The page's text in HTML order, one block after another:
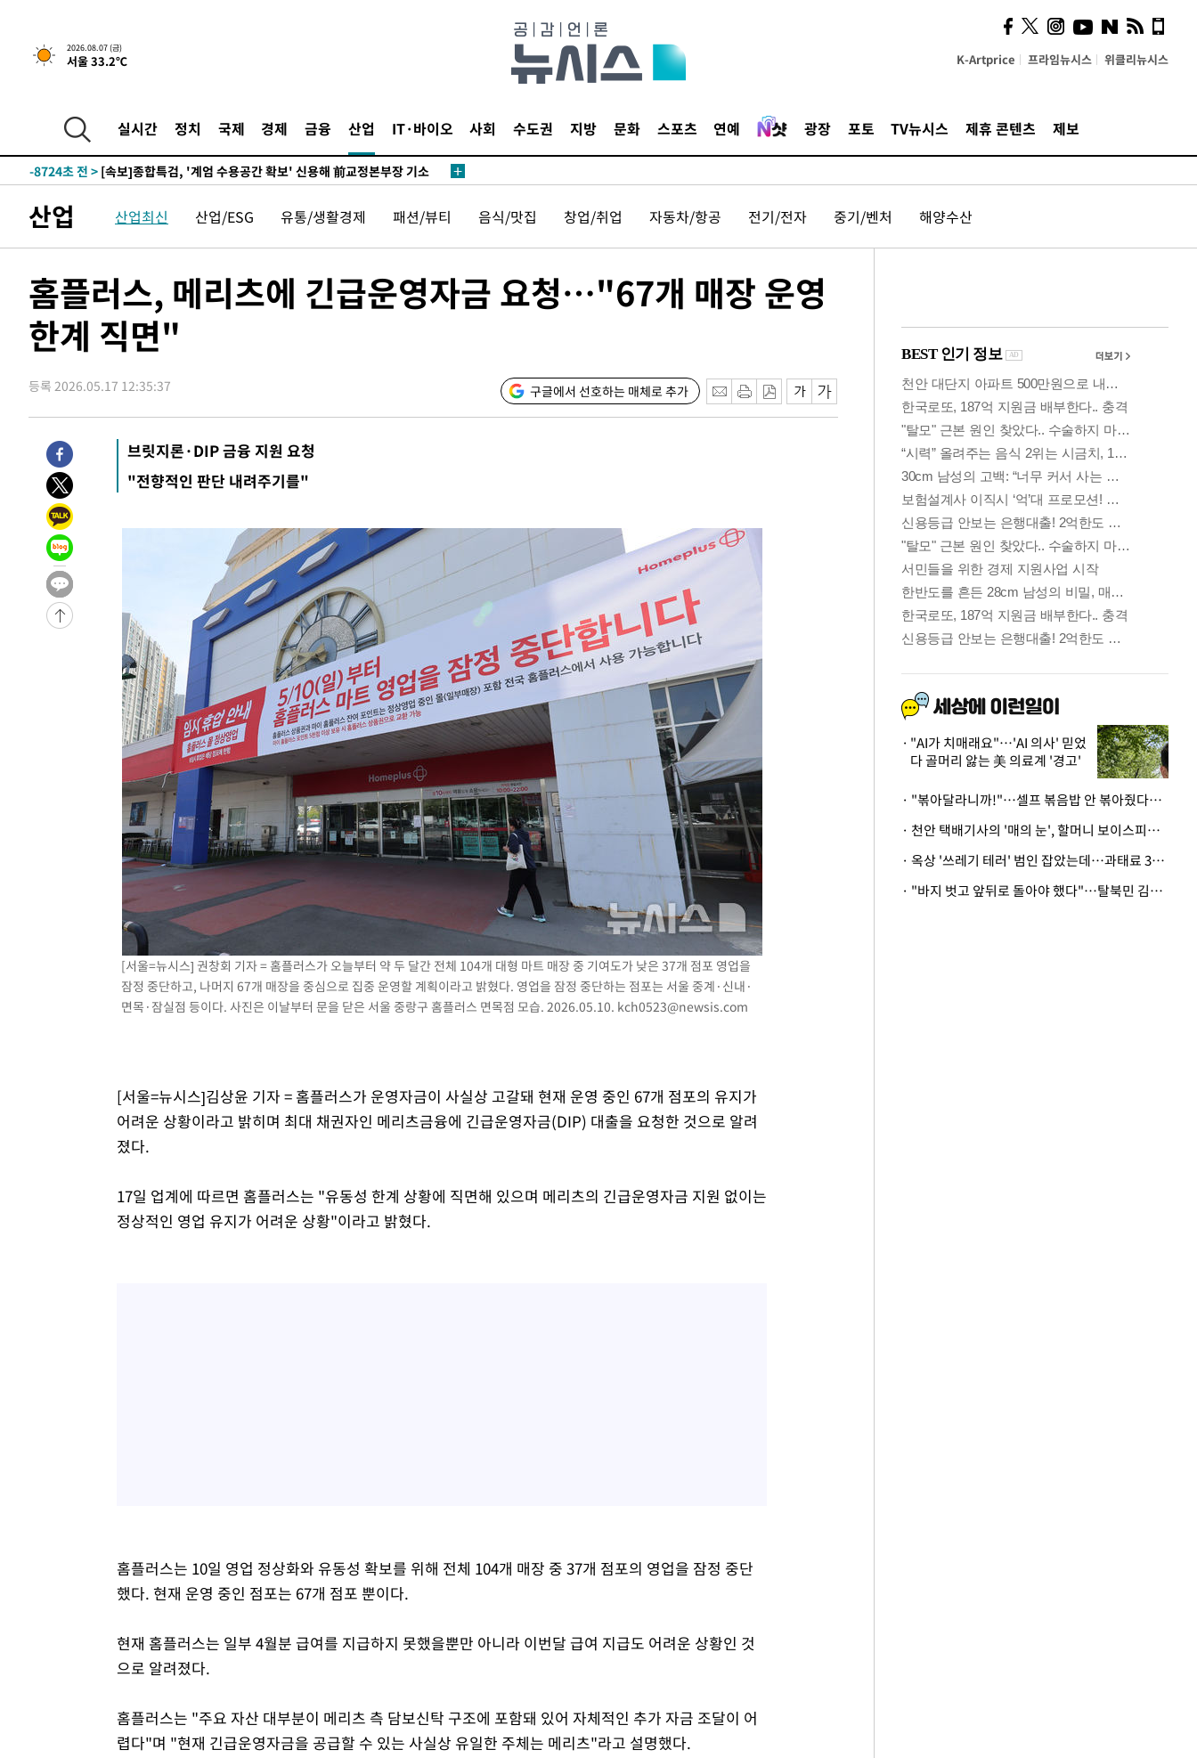
2026.08.07 (금)
서울 33.2℃ K-Artprice 프라임뉴시스 위클리뉴시스
실시간 정치 국제 경제 금융 산업 IT·바이오 사회 수도권 지방 문화 스포츠 연예 광장 포토 TV뉴시스 제휴 콘텐츠 제보
-11812초 전 >[속보]코스닥, 2.86포인트(0.36%) 내린 798.81마감
-11765초 전 >[속보]코스피, 6200선 약보합…0.60% 내린 6258.77에 마쳐
-11634초 전 >
[속보] 노원서 40.1도 관측…서울, 2018년 이후 첫 40도
-8724초 전 >
-7597초 전 > 외신들도 주목한 韓축구 파문…"국민적 공분에 수사 재개"
-6590초 전 >
[속보]규제합리화위원회 부위원장에 김태유 서울대 공대 교수…이병
-2948초 전 >[속보]국힘 윤리위, '돌려차기 발언' 진종오·서범수 징계 절차 개시
1시간 전 >[속보]'채상병 순직 책임' 임성근, 항소심도 징역 3년
-29152초 전 >[속보]이 대통령 "부동산 공급 기존 사고방식 매달리지 말고 과감히
실천"
-28237초 전 >이란, "오만과 '중앙 단일 루트' 합의…북쪽 인바운드·남쪽 아웃바
-19769초 전 >[속보]이 대통령, '호우피해' 안동·의성 관할 4개 면 특별재난지역
선포
-19732초 전 >[단독]중수청 지원 검사들, 정원 초과 시 낮은 계급 임용…희망지 못
갈 수도
-17703초 전 >
낮 최고 37도 찜통더위…곳곳 소나기·강원 많은 비[내일날씨]
-16009초 전 >
SK하이닉스, 용인·청주 팹에 54조 투자…"AI 메모리 수요 선제 대
응"
-12865초 전 >
여자배구 이재영·이다영 자매, 아제르바이잔 투란VC 입단
-12118초 전 >
-11852초 전 >
[속보]코스닥, 2.86포인트(0.36%) 내린 798.81마감
-11805초 전 >
[속보]코스피, 6200선 약보합…0.60% 내린 6258.77에 마쳐
-11785초 전 >
[속보]원·달러 환율, 7.7원 내린 1416.1원 마감
-11674초 전 >
[속보] 노원서 40.1도 관측…서울, 2018년 이후 첫 40도
[속보]종합특검, '계엄 수용공간 확보' 신용해 前교정본부장 기소
외신들도 주목한 韓축구 파문…"국민적 공분에 수사 재개"
11시간 압수수색에 성접대 파문까지…'쑥대밭' 된 축구협회
[속보]규제합리화위원회 부위원장에 김태유 서울대 공대 교수…이병
[속보]국힘 윤리위, '돌려차기 발언' 진종오·서범수 징계 절차 개시
[속보] 7월 중국 수출 23.9%↑ 수입 27.5%↑…무역총액 25.3%↑
[속보]'채상병 순직 책임' 임성근, 항소심도 징역 3년
산업 산업최신 산업/ESG 유통/생활경제 패션/뷰티 음식/맛집 창업/취업 자동차/항공 전기/전자 중기/벤처 해양수산
홈플러스, 메리츠에 긴급운영자금 요청…"67개 매장 운영
한계 직면"
등록 2026.05.17 12:35:37 구글에서 선호하는 매체로 추가
브릿지론·DIP 금융 지원 요청
"전향적인 판단 내려주기를"
[서울=뉴시스] 권창회 기자 = 홈플러스가 오늘부터 약 두 달간 전체 104개 대형 마트 매장 중 기여도가 낮은 37개 점포 영업을
잠정 중단하고, 나머지 67개 매장을 중심으로 집중 운영할 계획이라고 밝혔다. 영업을 잠정 중단하는 점포는 서울 중계·신내·
면목·잠실점 등이다. 사진은 이날부터 문을 닫은 서울 중랑구 홈플러스 면목점 모습. 2026.05.10. kch0523@newsis.com
[서울=뉴시스]김상윤 기자 = 홈플러스가 운영자금이 사실상 고갈돼 현재 운영 중인 67개 점포의 유지가
어려운 상황이라고 밝히며 최대 채권자인 메리츠금융에 긴급운영자금(DIP) 대출을 요청한 것으로 알려
졌다.
17일 업계에 따르면 홈플러스는 "유동성 한계 상황에 직면해 있으며 메리츠의 긴급운영자금 지원 없이는
정상적인 영업 유지가 어려운 상황"이라고 밝혔다.
홈플러스는 10일 영업 정상화와 유동성 확보를 위해 전체 104개 매장 중 37개 점포의 영업을 잠정 중단
했다. 현재 운영 중인 점포는 67개 점포 뿐이다.
현재 홈플러스는 일부 4월분 급여를 지급하지 못했을뿐만 아니라 이번달 급여 지급도 어려운 상황인 것
으로 알려졌다.
홈플러스는 "주요 자산 대부분이 메리츠 측 담보신탁 구조에 포함돼 있어 자체적인 추가 자금 조달이 어
렵다"며 "현재 긴급운영자금을 공급할 수 있는 사실상 유일한 주체는 메리츠"라고 설명했다.
시, 스마트폰 액세서리에
NFC 더했다
"AI가 치매래요"…'AI 의사' 믿었
다 골머리 앓는 美 의료계 '경고'
· "볶아달라니까!"…셀프 볶음밥 안 볶아줬다고 사장 폭행한 손님
· 천안 택배기사의 '매의 눈', 할머니 보이스피싱 피해 막아
· 옥상 '쓰레기 테러' 범인 잡았는데…과태료 3만원 처분에 숙박업주 허탈
· "바지 벗고 앞뒤로 돌아야 했다"…탈북민 김서아, 기쁨조 검사 수치심 회상